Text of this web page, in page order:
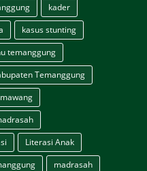
kader
kasus stunting
temanggung
Temanggung
Literasi Anak
madrasah